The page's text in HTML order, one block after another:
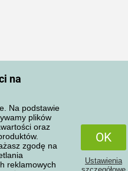
na
Na podstawie
plików
oraz
zgodę na
reklamowych
OK
Ustawienia